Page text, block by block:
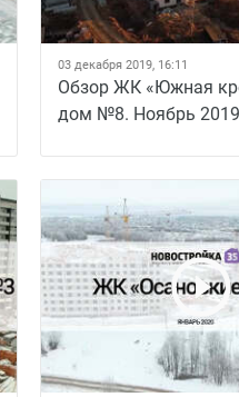
03 декабря 2019, 16:11
Обзор ЖК «Южная
дом №8. Ноябрь 2019